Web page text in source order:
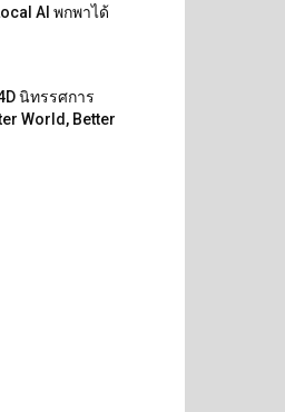
AI พกพาได้
นิทรรศการ
World, Better